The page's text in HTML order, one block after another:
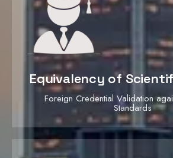
Equivalency of
Foreign Credential Validation
Standards